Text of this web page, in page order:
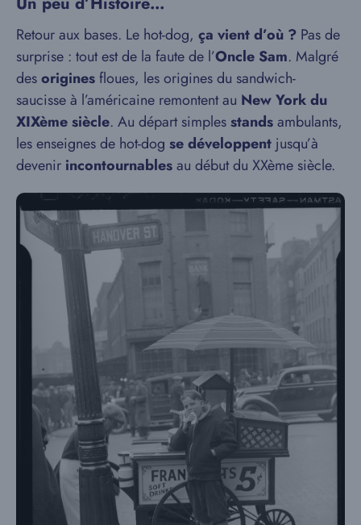
Retour aux bases. Le hot-dog, ça vient d’où ? Pas de
surprise : tout est de la faute de l’Oncle Sam. Malgré
desoriginesfloues, les origines du sandwich-
saucisse à l’américaine remontent au New York du
XIXème siècle. Au départ simplesstandsambulants,
les enseignes de hot-dog se développent jusqu’à
devenir incontournablesau début du XXème siècle.